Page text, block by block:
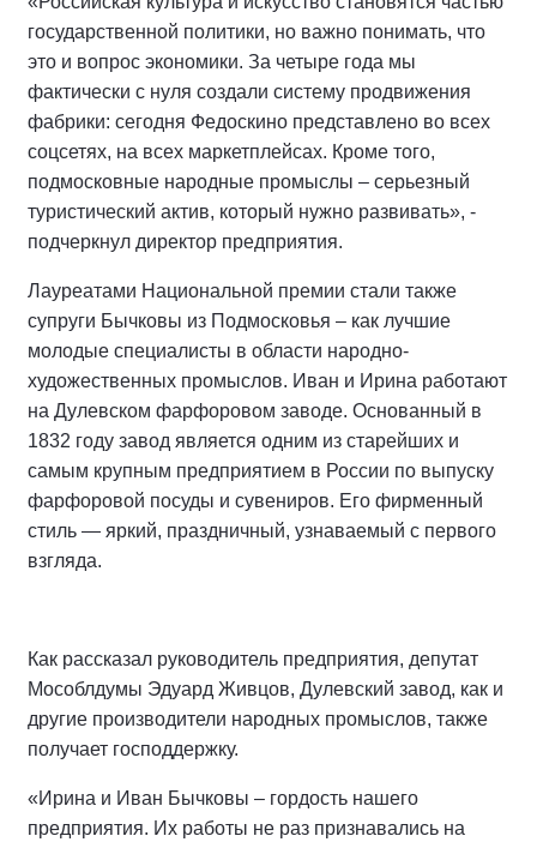
государственной политики, но важно понимать, что
это и вопрос экономики. За четыре года мы
фактически с нуля создали систему продвижения
фабрики: сегодня Федоскино представлено во всех
соцсетях, на всех маркетплейсах. Кроме того,
подмосковные народные промыслы – серьезный
туристический актив, который нужно развивать», -
подчеркнул директор предприятия.
Лауреатами Национальной премии стали также
супруги Бычковы из Подмосковья – как лучшие
молодые специалисты в области народно-
художественных промыслов. Иван и Ирина работают
на Дулевском фарфоровом заводе. Основанный в
1832 году завод является одним из старейших и
самым крупным предприятием в России по выпуску
фарфоровой посуды и сувениров. Его фирменный
стиль — яркий, праздничный, узнаваемый с первого
взгляда.
Как рассказал руководитель предприятия, депутат
Мособлдумы Эдуард Живцов, Дулевский завод, как и
другие производители народных промыслов, также
получает господдержку.
«Ирина и Иван Бычковы – гордость нашего
предприятия. Их работы не раз признавались на